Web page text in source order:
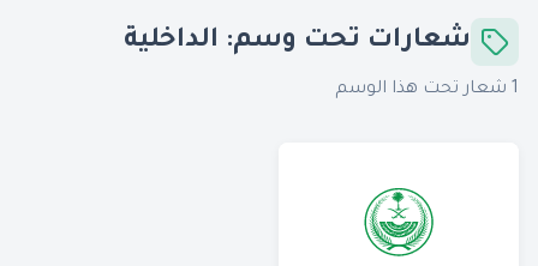
شعارات تحت وسم: الداخلية
1 شعار تحت هذا الوسم